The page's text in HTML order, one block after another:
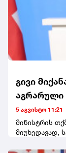
გივი
აგრარული
და
სოხუმის
5 აგვისტო 11:21
მინისტრის
მიუხედავად,